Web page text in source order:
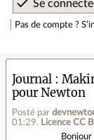
Pas de compte ?
Journal
pour Newton
Posté par
01:29. Licence CC
Bonjour